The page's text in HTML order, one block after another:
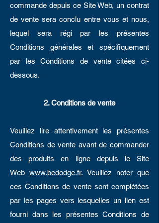
commande depuis ce Site Web, un contrat
de vente sera conclu entre vous et nous,
lequel sera régi par les présentes
Conditions générales et spécifiquement
par les Conditions de vente citées ci-
dessous.
2. Conditions de vente
Veuillez lire attentivement les présentes
Conditions de vente avant de commander
des produits en ligne depuis le Site
Webwww.bedodge.fr. Veuillez noter que
ces Conditions de vente sont complétées
par les pages vers lesquelles un lien est
fourni dans les présentes Conditions de